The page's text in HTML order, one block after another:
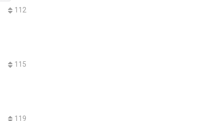
112
115
119